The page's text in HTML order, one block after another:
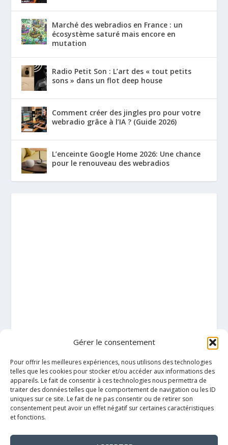
Gérer le consentement
Pour offrir les meilleures expériences, nous utilisons des technologies
telles que les cookies pour stocker et/ou accéder aux informations des
appareils. Le fait de consentir à ces technologies nous permettra de
traiter des données telles que le comportement de navigation ou les ID
uniques sur ce site. Le fait de ne pas consentir ou de retirer son
consentement peut avoir un effet négatif sur certaines caractéristiques
et fonctions.
Marché des webradios en France : un
écosystème saturé mais encore en
mutation
Radio Petit Son : L’art des « tout petits
sons » dans un flot deep house
Comment créer des jingles pro pour votre
webradio grâce à l’IA ? (Guide 2026)
L’enceinte Google Home 2026: Une chance
pour le renouveau des webradios